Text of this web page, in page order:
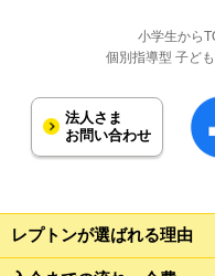
小学生から
個別指導型 子ど
法人さま
お問い合わせ
レプトンが選ばれる理由